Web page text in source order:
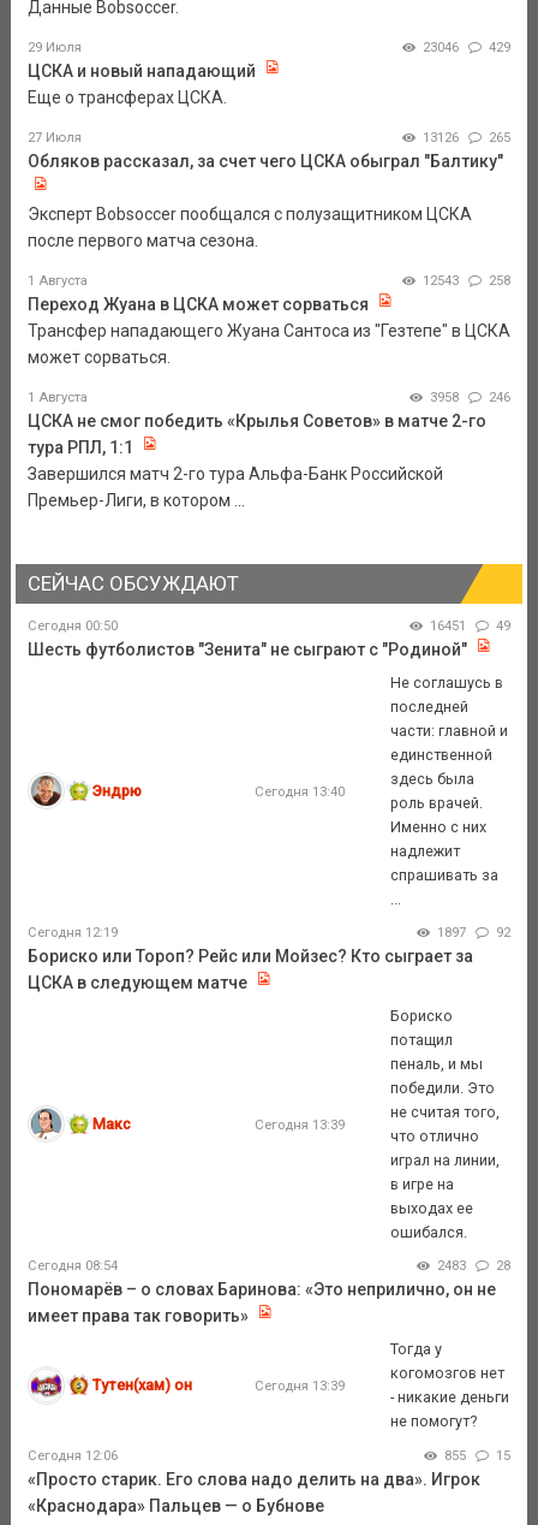
Данные Bobsoccer.
29 Июля 23046 429
ЦСКА и новый нападающий
Еще о трансферах ЦСКА.
27 Июля 13126 265
Обляков рассказал, за счет чего ЦСКА обыграл "Балтику"
Эксперт Bobsoccer пообщался с полузащитником ЦСКА
после первого матча сезона.
1 Августа 12543 258
Переход Жуана в ЦСКА может сорваться
Трансфер нападающего Жуана Сантоса из "Гезтепе" в ЦСКА
может сорваться.
1 Августа 3958 246
ЦСКА не смог победить «Крылья Советов» в матче 2-го
тура РПЛ, 1:1
Завершился матч 2-го тура Альфа-Банк Российской
Премьер-Лиги, в котором ...
СЕЙЧАС ОБСУЖДАЮТ
Сегодня 00:50 16451 49
Шесть футболистов "Зенита" не сыграют с "Родиной"
Эндрю Сегодня 13:40
Не соглашусь в
последней
части: главной и
единственной
здесь была
роль врачей.
Именно с них
надлежит
спрашивать за
Сегодня 12:19 1897 92
Бориско или Тороп? Рейс или Мойзес? Кто сыграет за
ЦСКА в следующем матче
Макс Сегодня 13:39
Бориско
потащил
пеналь, и мы
победили. Это
не считая того,
что отлично
играл на линии,
в игре на
выходах ее
ошибался.
Сегодня 08:54 2483 28
Пономарёв – о словах Баринова: «Это неприлично, он не
имеет права так говорить»
Тутен(хам) он Сегодня 13:39
Тогда у
когомозгов нет
- никакие деньги
не помогут?
Сегодня 12:06 855 15
«Просто старик. Его слова надо делить на два». Игрок
«Краснодара» Пальцев — о Бубнове